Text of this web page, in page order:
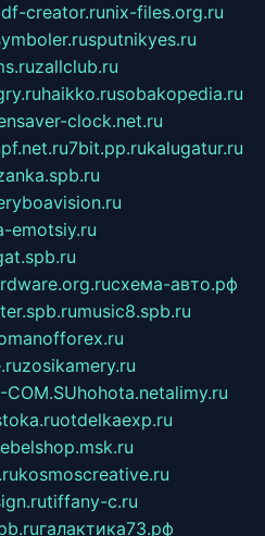
creator.runix-files.org.ru
sputnikyes.ru
zallclub.ru
haikko.rusobakopedia.ru
clock.net.ru
7bit.pp.rukalugatur.ru
emotsiy.ru
схема-авто.рф
music8.spb.ru
zosikamery.ru
COM.SUhohota.netalimy.ru
otdelkaexp.ru
kosmoscreative.ru
tiffany-c.ru
галактика73.рф